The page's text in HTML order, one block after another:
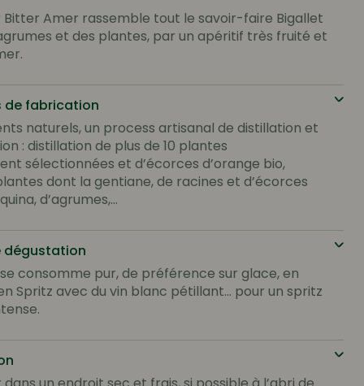
Bitter Amer rassemble tout le savoir-faire Bigallet
et des plantes, par un apéritif très fruité et
de fabrication
naturels, un process artisanal de distillation et
: distillation de plus de 10 plantes
sélectionnées et d’écorces d’orange bio,
dont la gentiane, de racines et d’écorces
d’agrumes,…
dégustation
consomme pur, de préférence sur glace, en
Spritz avec du vin blanc pétillant… pour un spritz